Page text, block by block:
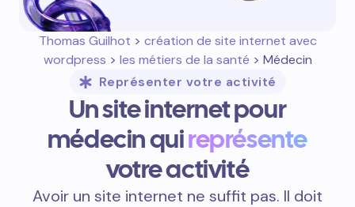
Thomas Guilhot > création de site internet avec
wordpress > les métiers de la santé > Médecin
Représenter votre activité
Un site internet pour
médecin quireprésente
votre activité
Avoir un site internet ne suffit pas. Il doit